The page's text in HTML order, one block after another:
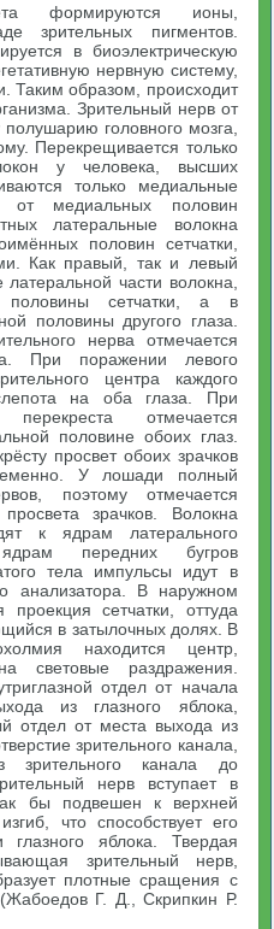
формируются ионы,
зрительных пигментов.
в биоэлектрическую
нервную систему,
Таким образом, происходит
Зрительный нерв от
головного мозга,
Перекрещивается только
у человека, высших
только медиальные
от медиальных половин
латеральные волокна
половин сетчатки,
Как правый, так и левый
части волокна,
сетчатки, а в
половины другого глаза.
нерва отмечается
При поражении левого
центра каждого
на оба глаза. При
отмечается
половине обоих глаз.
просвет обоих зрачков
У лошади полный
поэтому отмечается
зрачков. Волокна
к ядрам латерального
передних бугров
тела импульсы идут в
анализатора. В наружном
проекция сетчатки, оттуда
в затылочных долях. В
находится центр,
световые раздражения.
отдел от начала
из глазного яблока,
отдел от места выхода из
зрительного канала,
зрительного канала до
нерв вступает в
бы подвешен к верхней
что способствует его
яблока. Твердая
зрительный нерв,
плотные сращения с
Г. Д., Скрипкин Р.